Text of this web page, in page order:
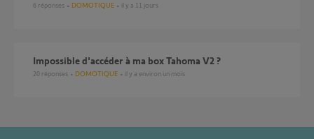
6 réponses DOMOTIQUE il y a 11 jours
Impossible d'accéder à ma box Tahoma V2 ?
20 réponses DOMOTIQUE il y a environ un mois